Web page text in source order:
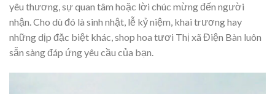
yêu thương, sự quan tâm hoặc lời chúc mừng đến người
nhận. Cho dù đó là sinh nhật, lễ kỷ niệm, khai trương hay
những dịp đặc biệt khác, shop hoa tươi Thị xã Điện Bàn luôn
sẵn sàng đáp ứng yêu cầu của bạn.